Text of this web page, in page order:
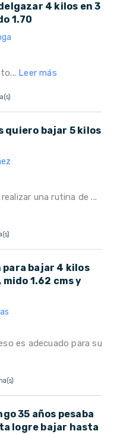
4 kilos en 3
1.70
Leer más
quiero bajar 5 kilos
una rutina de ...
para bajar 4 kilos
mido 1.62 cms y
es adecuado para su
35 años pesaba
logre bajar hasta